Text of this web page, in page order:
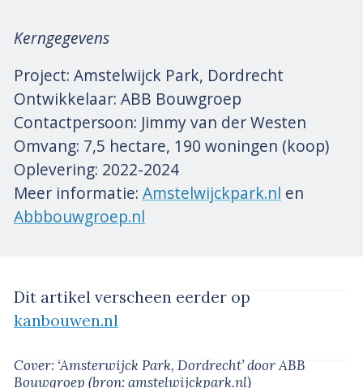
Kerngegevens
Project: Amstelwijck Park, Dordrecht
Ontwikkelaar: ABB Bouwgroep
Contactpersoon: Jimmy van der Westen
Omvang: 7,5 hectare, 190 woningen (koop)
Oplevering: 2022-2024
Meer informatie: Amstelwijckpark.nl en
Abbbouwgroep.nl
Dit artikel verscheen eerder op
kanbouwen.nl
Cover: ‘Amsterwijck Park, Dordrecht’door ABB
Bouwgroep (bron: amstelwijckpark.nl)